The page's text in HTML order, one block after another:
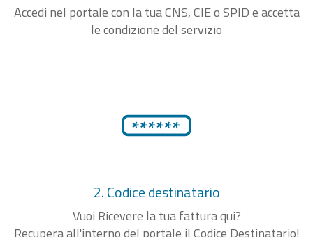
Accedi nel portale con la tua CNS, CIE o SPID e accetta
le condizione del servizio
2. Codice destinatario
Vuoi Ricevere la tua fattura qui?
Recupera all'interno del portale il Codice Destinatario!